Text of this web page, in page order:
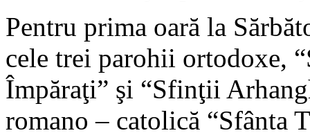
Pentru prima oară la
cele trei parohii ortodoxe,
Împăraţi” şi “Sfinţii
romano – catolică “Sfânta